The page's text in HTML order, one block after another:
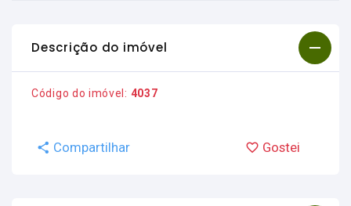
Descrição do imóvel
Código do imóvel: 4037
Compartilhar Gostei